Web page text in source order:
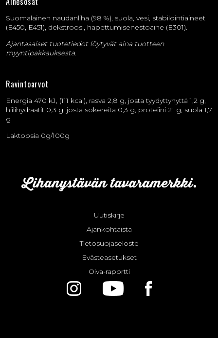
Suomalainen naudanliha (98 %), suola, vesi, stabilointiaineet
(E450, E451), dekstroosi, hapettumisenestoaine (E301).
Ajantasaiset tuotetiedot löytyvät aina tuotteen
myyntipakkauksesta.
Ravintoarvot
Energia 470 kJ, (111 kcal), rasva 2,8 g, josta tyydyttynyttä 1,2 g,
hiilihydraatit 0,3 g, josta sokereita 0,3 g, proteiini 21 g, suola 1,7
g
Laktoosia 0g/100g
Uutiskirje
Ajankohtaista
Tietosuojaseloste
Evästeasetukset
Oiva-raportti